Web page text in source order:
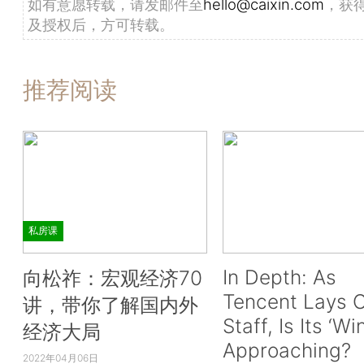
如有意愿转载，请发邮件至hello@caixin.com ，获
及授权后，方可转载。
推荐阅读
私房课
向松祚：宏观经济70
讲，带你了解国内外
经济大局
2022年04月06日
In Depth: As
Tencent Lays
Staff, Is Its
Approaching?